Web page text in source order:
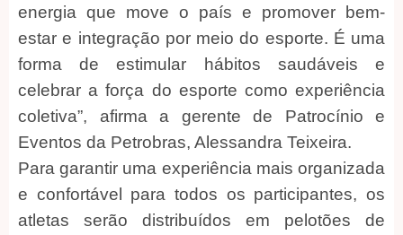
energia que move o país e promover bem-
estar e integração por meio do esporte. É uma
forma de estimular hábitos saudáveis e
celebrar a força do esporte como experiência
coletiva”, afirma a gerente de Patrocínio e
Eventos da Petrobras, Alessandra Teixeira.
Para garantir uma experiência mais organizada
e confortável para todos os participantes, os
atletas serão distribuídos em pelotões de